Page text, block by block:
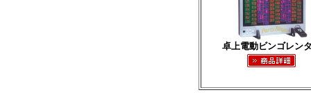
卓上電動ビンゴレン